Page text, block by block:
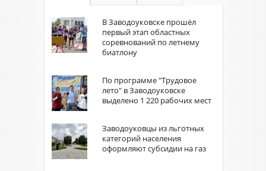
В Заводоуковске прошёл
первый этап областных
соревнований по летнему
биатлону
По программе "Трудовое
лето" в Заводоуковске
выделено 1 220 рабочих мест
Заводоуковцы из льготных
категорий населения
оформляют субсидии на газ